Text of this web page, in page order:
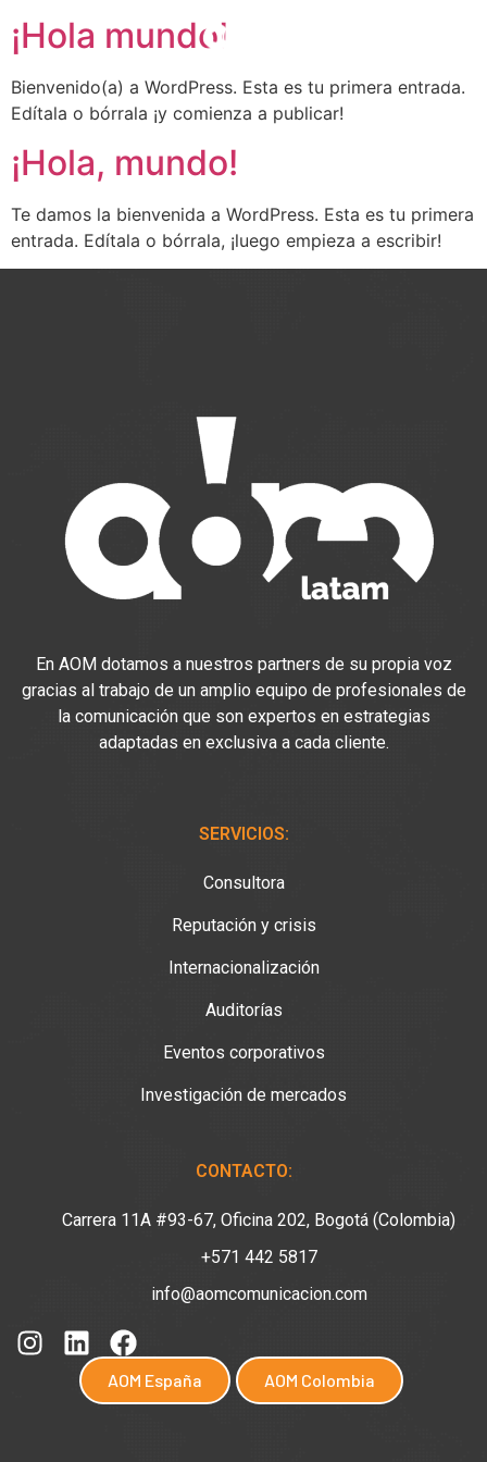
¡Hola mundo!
Bienvenido(a) a WordPress. Esta es tu primera entrada.
Edítala o bórrala ¡y comienza a publicar!
¡Hola, mundo!
Te damos la bienvenida a WordPress. Esta es tu primera
entrada. Edítala o bórrala, ¡luego empieza a escribir!
En AOM dotamos a nuestros partners de su propia voz
gracias al trabajo de un amplio equipo de profesionales de
la comunicación que son expertos en estrategias
adaptadas en exclusiva a cada cliente.
SERVICIOS:
Consultora
Reputación y crisis
Internacionalización
Auditorías
Eventos corporativos
Investigación de mercados
CONTACTO:
Carrera 11A #93-67, Oficina 202, Bogotá (Colombia)
+571 442 5817
info@aomcomunicacion.com
AOM España AOM Colombia